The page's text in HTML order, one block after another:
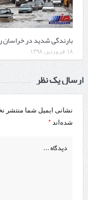
بارندگی شدید در
۱۸ فروردین ۱۳۹۸
ارسال یک نظر
نشانی ایمیل شما منتشر
شده‌اند *